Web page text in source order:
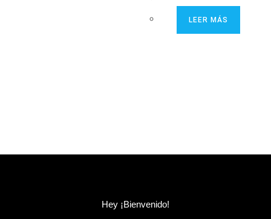
LEER MÁS
Hey ¡Bienvenido!